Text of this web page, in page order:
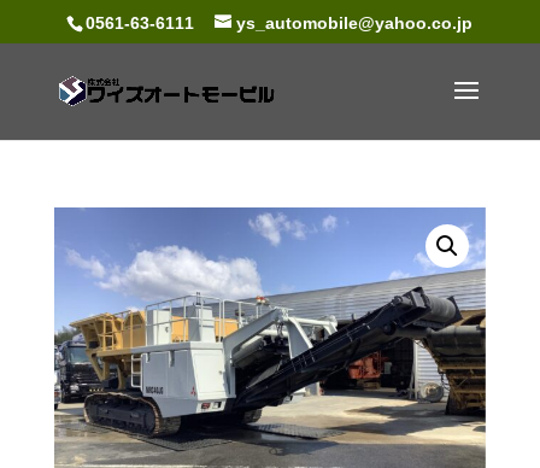
0561-63-6111 ys_automobile@yahoo.co.jp